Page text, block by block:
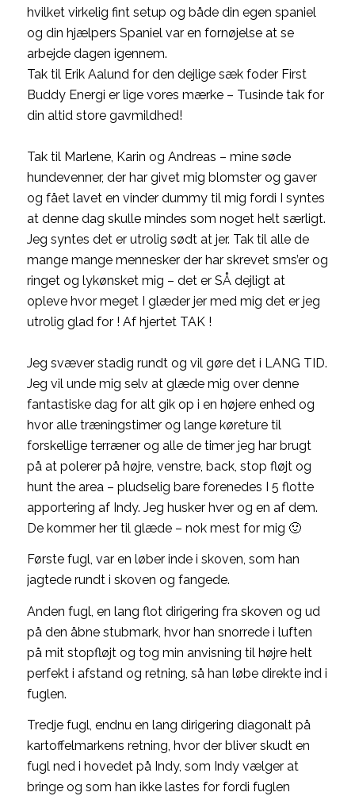
hvilket virkelig fint setup og både din egen spaniel
og din hjælpers Spaniel var en fornøjelse at se
arbejde dagen igennem.
Tak til Erik Aalund for den dejlige sæk foder First
Buddy Energi er lige vores mærke – Tusinde tak for
din altid store gavmildhed!
Tak til Marlene, Karin og Andreas – mine søde
hundevenner, der har givet mig blomster og gaver
og fået lavet en vinder dummy til mig fordi I syntes
at denne dag skulle mindes som noget helt særligt.
Jeg syntes det er utrolig sødt at jer. Tak til alle de
mange mange mennesker der har skrevet sms’er og
ringet og lykønsket mig – det er SÅ dejligt at
opleve hvor meget I glæder jer med mig det er jeg
utrolig glad for ! Af hjertet TAK !
Jeg svæver stadig rundt og vil gøre det i LANG TID.
Jeg vil unde mig selv at glæde mig over denne
fantastiske dag for alt gik op i en højere enhed og
hvor alle træningstimer og lange køreture til
forskellige terræner og alle de timer jeg har brugt
på at polerer på højre, venstre, back, stop fløjt og
hunt the area – pludselig bare forenedes I 5 flotte
apportering af Indy. Jeg husker hver og en af dem.
De kommer her til glæde – nok mest for mig 🙂
Første fugl, var en løber inde i skoven, som han
jagtede rundt i skoven og fangede.
Anden fugl, en lang flot dirigering fra skoven og ud
på den åbne stubmark, hvor han snorrede i luften
på mit stopfløjt og tog min anvisning til højre helt
perfekt i afstand og retning, så han løbe direkte ind i
fuglen.
Tredje fugl, endnu en lang dirigering diagonalt på
kartoffelmarkens retning, hvor der bliver skudt en
fugl ned i hovedet på Indy, som Indy vælger at
bringe og som han ikke lastes for fordi fuglen